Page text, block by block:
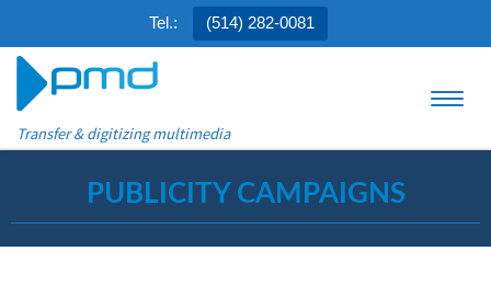
Tel.: (514) 282-0081
Transfer & digitizing multimedia
PUBLICITY CAMPAIGNS